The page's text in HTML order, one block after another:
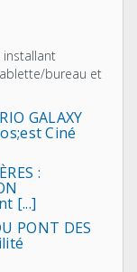
installant
bureau et
GALAXY
Ciné
:
[...]
PONT DES